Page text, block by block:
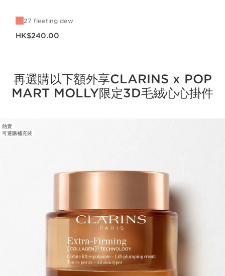
27 fleeting dew
HK$240.00
再選購以下額外享CLARINS x POP
MART MOLLY限定3D毛絨心心掛件
跳至內容
熱賣
可選購補充裝